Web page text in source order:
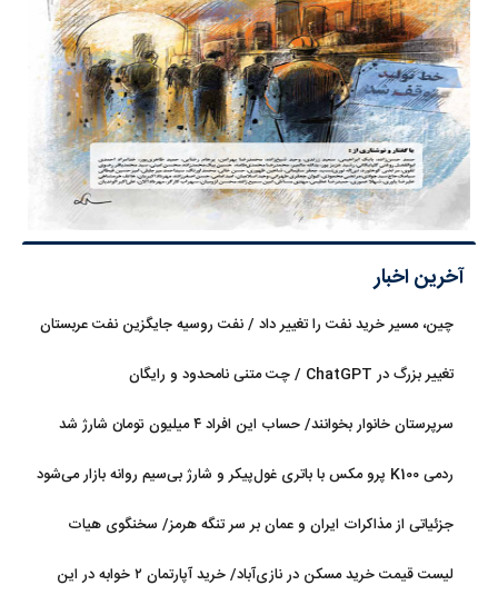
آخرین اخبار
چین، مسیر خرید نفت را تغییر داد / نفت روسیه جایگزین نفت عربستان
تغییر بزرگ در ChatGPT / چت متنی نامحدود و رایگان
سرپرستان خانوار بخوانند/ حساب این افراد ۴ میلیون تومان شارژ شد
ردمی K100 پرو مکس با باتری غول‌پیکر و شارژ بی‌سیم روانه بازار می‌شود
جزئیاتی از مذاکرات ایران و عمان بر سر تنگه هرمز/ سخنگوی هیات
لیست قیمت خرید مسکن در نازی‌آباد/ خرید آپارتمان ۲ خوابه در این